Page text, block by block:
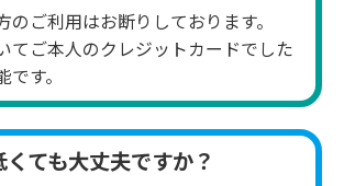
のご利用はお断りしております。
てご本人のクレジットカードでした
す。
ても大丈夫ですか？